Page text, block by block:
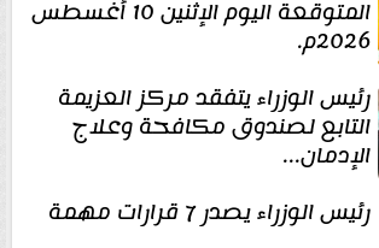
المتوقعة اليوم الإثنين 10 أغسطس
2026م.
رئيس الوزراء يتفقد مركز العزيمة
التابع لصندوق مكافحة وعلاج
الإدمان...
رئيس الوزراء يصدر 7 قرارات مهمة